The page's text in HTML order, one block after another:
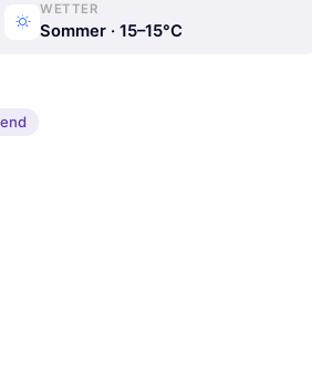
WETTER
Sommer · 15–15°C